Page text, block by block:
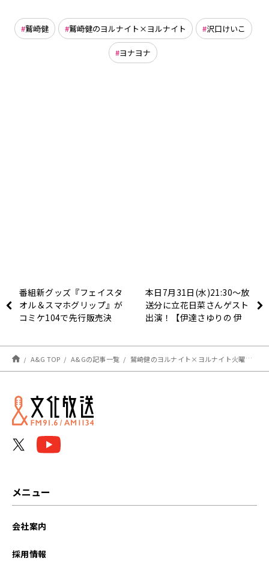
鷲崎健 鷲崎健のヨルナイト×ヨルナイト 沢口けいこ
ヨナヨナ
番組新グッズ『フェイスタ
オル＆スマホグリップ』が
コミケ104で先行販売決
す！ 今行きまーす！】
本日7月31日(水)21:30～放
送分に立花日菜さんゲスト
出演！【伊達さゆりの 伊
ん！！！】
A&G TOP A&Gの記事一覧 鷲崎健のヨルナイト×ヨルナイト火曜日！ #１７２６レポート
メニュー
会社案内
採用情報